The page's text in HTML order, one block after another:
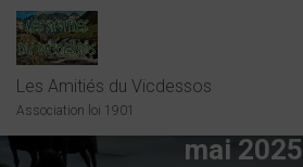
Les Amitiés du Vicdessos
Association loi 1901
mai 2025